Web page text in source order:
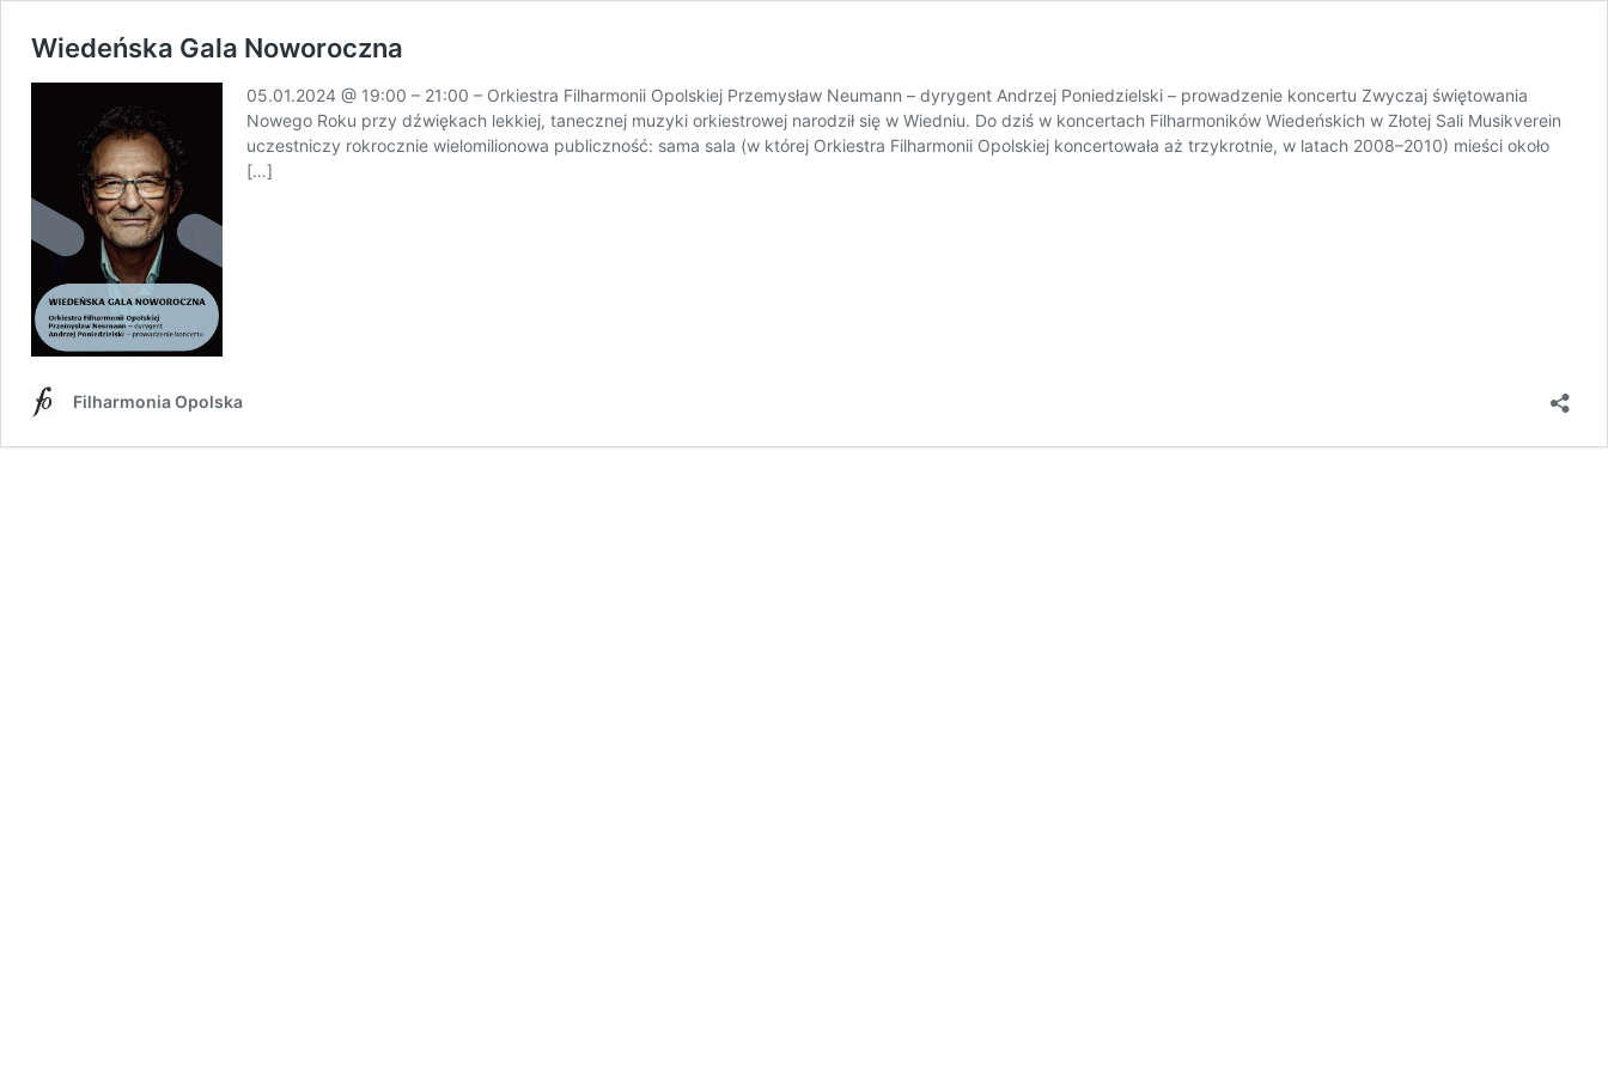
Wiedeńska Gala Noworoczna
05.01.2024 @ 19:00 – 21:00 – Orkiestra Filharmonii Opolskiej Przemysław Neumann – dyrygent Andrzej Poniedzielski – prowadzenie koncertu Zwyczaj świętowania
Nowego Roku przy dźwiękach lekkiej, tanecznej muzyki orkiestrowej narodził się w Wiedniu. Do dziś w koncertach Filharmoników Wiedeńskich w Złotej Sali Musikverein
uczestniczy rokrocznie wielomilionowa publiczność: sama sala (w której Orkiestra Filharmonii Opolskiej koncertowała aż trzykrotnie, w latach 2008–2010) mieści około
[…]
Filharmonia Opolska